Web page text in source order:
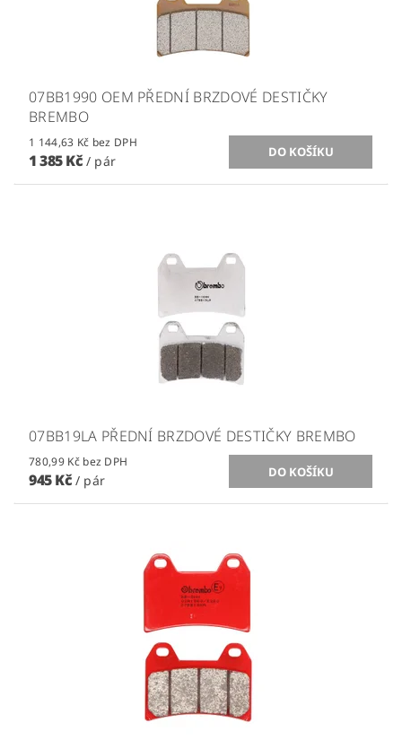
07BB1990 OEM PŘEDNÍ BRZDOVÉ DESTIČKY
BREMBO
1 144,63 Kč bez DPH
1 385 Kč / pár
07BB19LA PŘEDNÍ BRZDOVÉ DESTIČKY BREMBO
780,99 Kč bez DPH
945 Kč / pár